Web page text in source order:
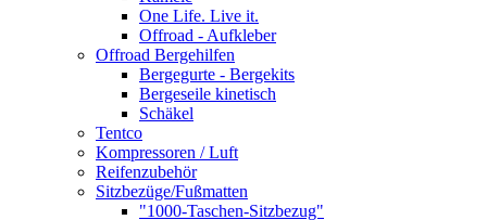
One Life. Live it.
Offroad - Aufkleber
Offroad Bergehilfen
Bergegurte - Bergekits
Bergeseile kinetisch
Schäkel
Tentco
Kompressoren / Luft
Reifenzubehör
Sitzbezüge/Fußmatten
"1000-Taschen-Sitzbezug"